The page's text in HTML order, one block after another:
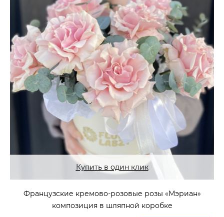
Купить в один клик
Французские кремово-розовые розы «Мэриан»
композиция в шляпной коробке